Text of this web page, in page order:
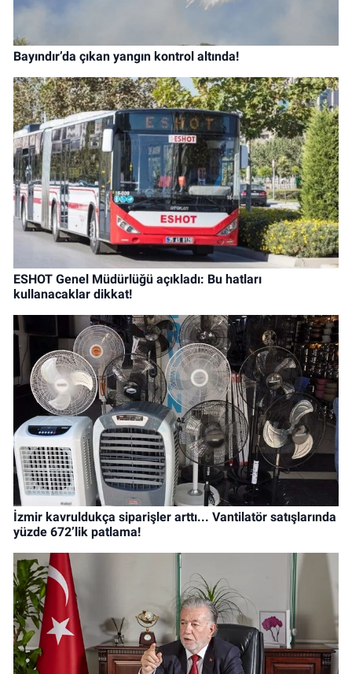
Bayındır’da çıkan yangın kontrol altında!
ESHOT Genel Müdürlüğü açıkladı: Bu hatları
kullanacaklar dikkat!
İzmir kavruldukça siparişler arttı... Vantilatör satışlarında
yüzde 672’lik patlama!